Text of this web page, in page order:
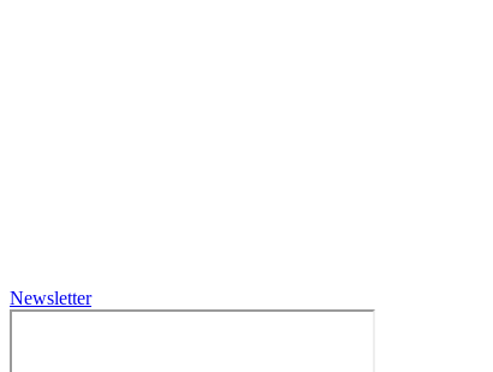
Newsletter